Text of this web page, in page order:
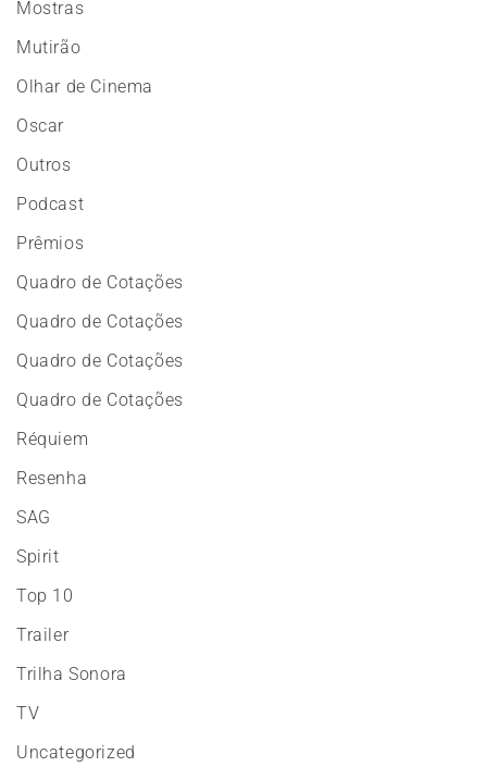
Mostras
Mutirão
Olhar de Cinema
Oscar
Outros
Podcast
Prêmios
Quadro de Cotações
Quadro de Cotações
Quadro de Cotações
Quadro de Cotações
Réquiem
Resenha
SAG
Spirit
Top 10
Trailer
Trilha Sonora
TV
Uncategorized